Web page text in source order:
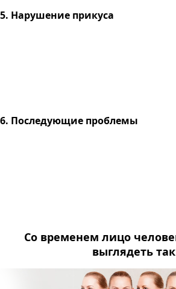
5. Нарушение прикуса
6. Последующие проблемы
Со временем лицо
выглядеть